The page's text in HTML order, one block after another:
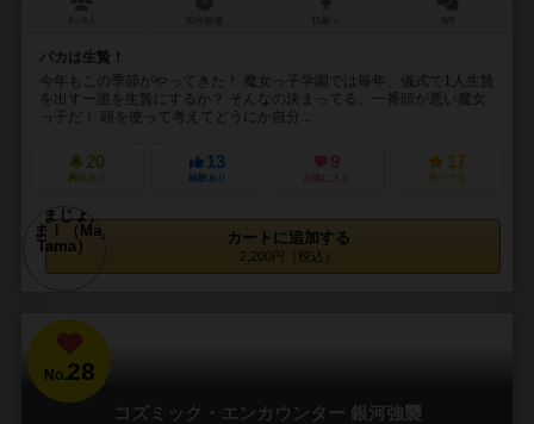
バカは生贄！
今年もこの季節がやってきた！ 魔女っ子学園では毎年、儀式で1人生贄
を出すー誰を生贄にするか？ そんなの決まってる、一番頭が悪い魔女
っ子だ！ 頭を使って考えてどうにか自分...
20
興味あり
13
経験あり
9
お気に入り
17
持ってる
カートに追加する
2,200円（税込）
No.28
コズミック・エンカウンター 銀河強襲